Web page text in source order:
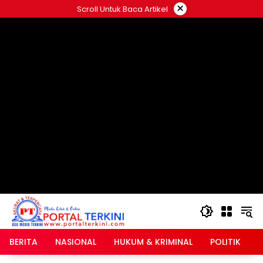
ke
Scroll Untuk Baca Artikel ×
BERITA NASIONAL HUKUM & KRIMINAL POLITIK